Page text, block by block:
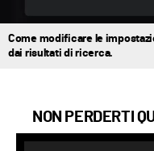
Come modificare le
dai risultati di ricerca.
NON PERDERTI